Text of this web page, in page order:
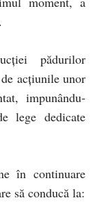
pădurilor
acţiunile unor
impunându-
lege dedicate
în continuare
să conducă la: